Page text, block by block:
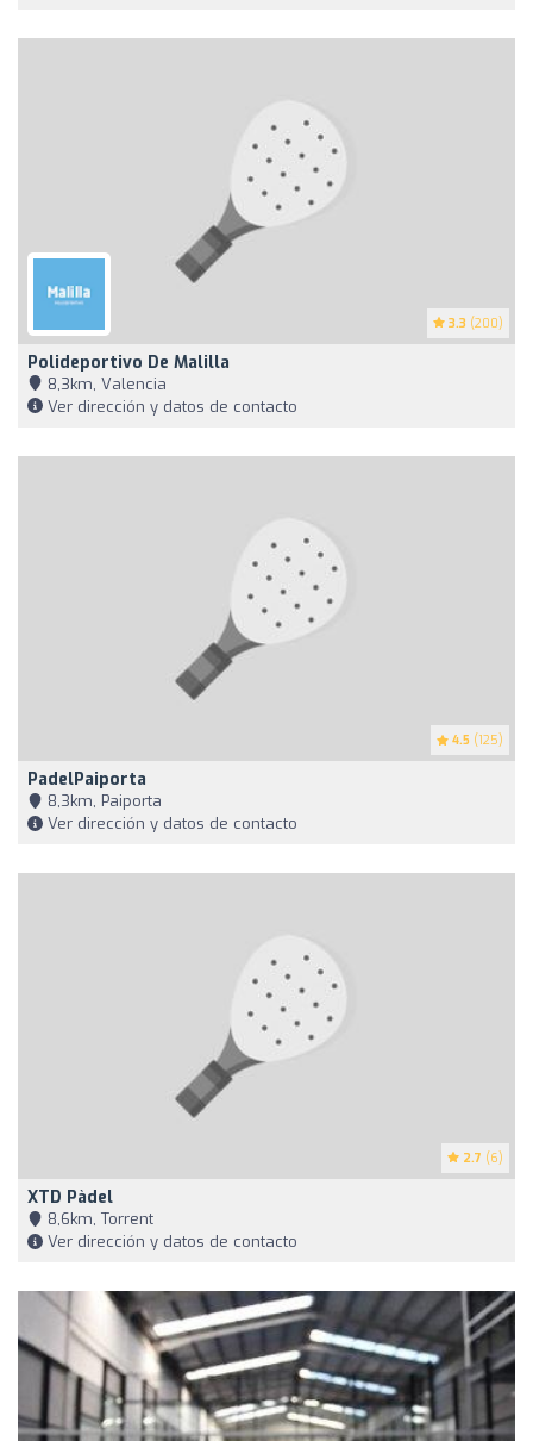
3.3 (200)
Polideportivo De Malilla
8,3km, Valencia
Ver dirección y datos de contacto
4.5 (125)
PadelPaiporta
8,3km, Paiporta
Ver dirección y datos de contacto
2.7 (6)
XTD Pàdel
8,6km, Torrent
Ver dirección y datos de contacto